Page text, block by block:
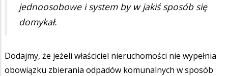
jednoosobowe i system by w jakiś sposób się
domykał.
Dodajmy, że jeżeli właściciel nieruchomości nie wypełnia
obowiązku zbierania odpadów komunalnych w sposób